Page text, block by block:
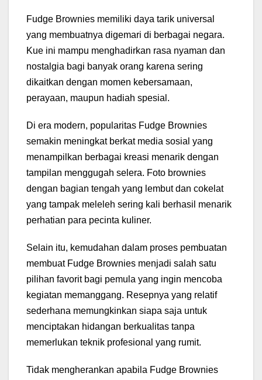
Fudge Brownies memiliki daya tarik universal
yang membuatnya digemari di berbagai negara.
Kue ini mampu menghadirkan rasa nyaman dan
nostalgia bagi banyak orang karena sering
dikaitkan dengan momen kebersamaan,
perayaan, maupun hadiah spesial.
Di era modern, popularitas Fudge Brownies
semakin meningkat berkat media sosial yang
menampilkan berbagai kreasi menarik dengan
tampilan menggugah selera. Foto brownies
dengan bagian tengah yang lembut dan cokelat
yang tampak meleleh sering kali berhasil menarik
perhatian para pecinta kuliner.
Selain itu, kemudahan dalam proses pembuatan
membuat Fudge Brownies menjadi salah satu
pilihan favorit bagi pemula yang ingin mencoba
kegiatan memanggang. Resepnya yang relatif
sederhana memungkinkan siapa saja untuk
menciptakan hidangan berkualitas tanpa
memerlukan teknik profesional yang rumit.
Tidak mengherankan apabila Fudge Brownies